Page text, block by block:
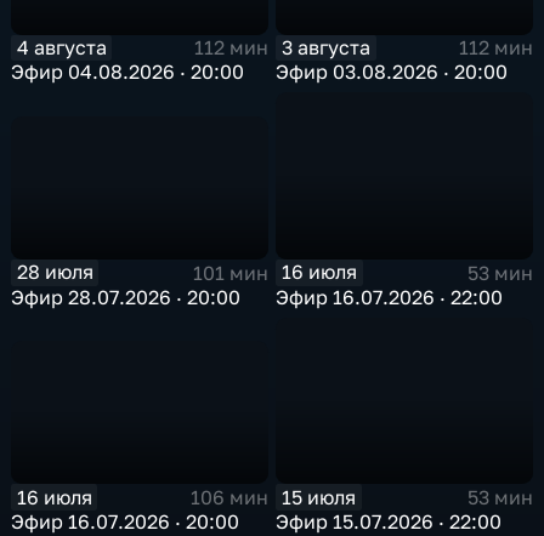
4 августа
112 мин
Эфир 04.08.2026 · 20:00
3 августа
112 мин
Эфир 03.08.2026 · 20:00
28 июля
101 мин
Эфир 28.07.2026 · 20:00
16 июля
53 мин
Эфир 16.07.2026 · 22:00
16 июля
106 мин
Эфир 16.07.2026 · 20:00
15 июля
53 мин
Эфир 15.07.2026 · 22:00